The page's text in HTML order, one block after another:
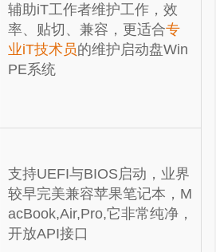
辅助iT工作者维护工作，效
率、贴切、兼容，更适合专
业iT技术员的维护启动盘Win
PE系统
支持UEFI与BIOS启动，业界
较早完美兼容苹果笔记本，M
acBook,Air,Pro,它非常纯净，
开放API接口